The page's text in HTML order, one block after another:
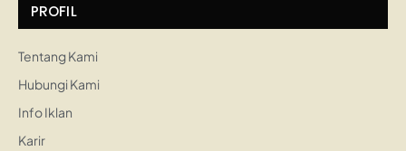
PROFIL
Tentang Kami
Hubungi Kami
Info Iklan
Karir